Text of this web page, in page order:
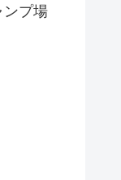
ンプ場